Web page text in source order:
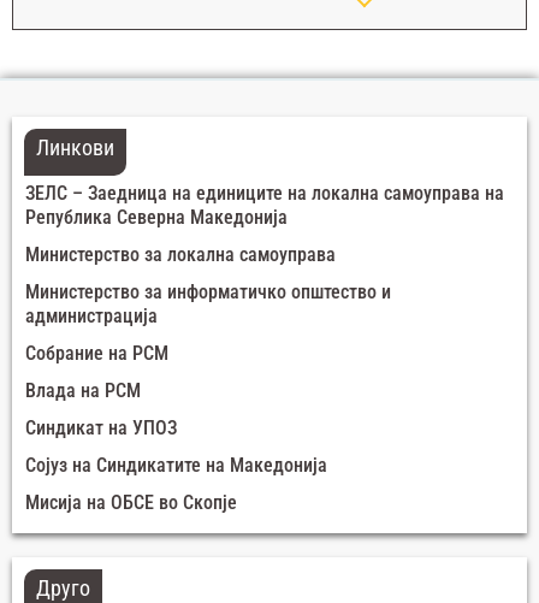
Линкови
ЗЕЛС – Заедница на единиците на локална самоуправа на
Република Северна Македонија
Министерство за локална самоуправа
Министерство за информатичко општество и
администрација
Собрание на РСМ
Влада на РСМ
Синдикат на УПОЗ
Сојуз на Синдикатите на Македонија
Мисија на ОБСЕ во Скопје
Друго